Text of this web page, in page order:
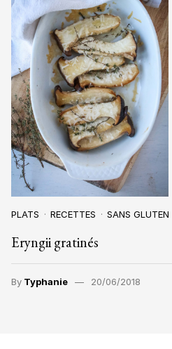
PLATS RECETTES SANS GLUTEN
Eryngii gratinés
By Typhanie 20/06/2018